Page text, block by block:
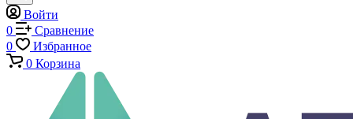
Каталог
По всему сайту
По каталогу